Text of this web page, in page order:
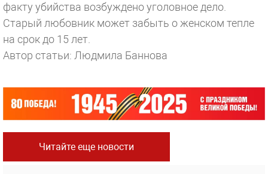
факту убийства возбуждено уголовное дело.
Старый любовник может забыть о женском тепле
на срок до 15 лет.
Автор статьи: Людмила Баннова
Читайте еще новости